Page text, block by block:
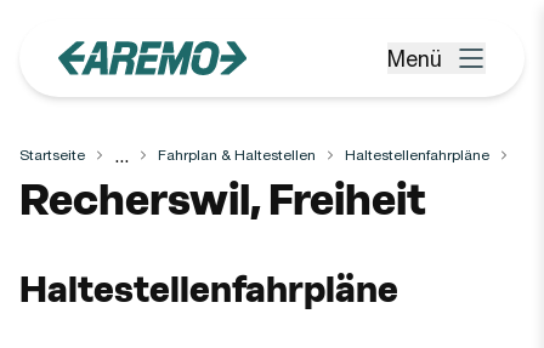
Menü öffnen
Menü
Startseite ... Fahrplan & Haltestellen Haltestellenfahrpläne
Haltestelle
Recherswil, Freiheit
Haltestellenfahrpläne